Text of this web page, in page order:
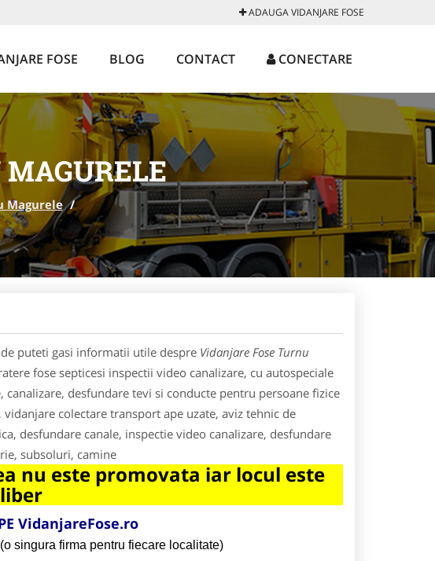
ADAUGA VIDANJARE FOSE
FOSE BLOG CONTACT CONECTARE
Magurele /
puteti gasi informatii utile despre Vidanjare Fose Turnu
fose septicesi inspectii video canalizare, cu autospeciale
desfundare tevi si conducte pentru persoane fizice
colectare transport ape uzate, aviz tehnic de
desfundare canale, inspectie video canalizare, desfundare
subsoluri, camine
nu este promovata iar locul este
liber
VidanjareFose.ro
singura firma pentru fiecare localitate)